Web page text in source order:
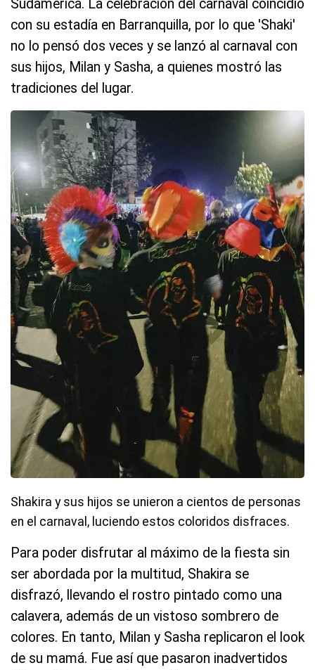
Sudamérica. La celebración del carnaval coincidió
con su estadía en Barranquilla, por lo que 'Shaki'
no lo pensó dos veces y se lanzó al carnaval con
sus hijos, Milan y Sasha, a quienes mostró las
tradiciones del lugar.
Shakira y sus hijos se unieron a cientos de personas
en el carnaval, luciendo estos coloridos disfraces.
Para poder disfrutar al máximo de la fiesta sin
ser abordada por la multitud, Shakira se
disfrazó, llevando el rostro pintado como una
calavera, además de un vistoso sombrero de
colores. En tanto, Milan y Sasha replicaron el look
de su mamá. Fue así que pasaron inadvertidos